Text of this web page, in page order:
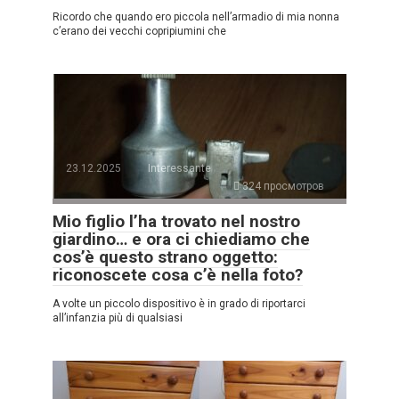
Ricordo che quando ero piccola nell’armadio di mia nonna
c’erano dei vecchi copripiumini che
23.12.2025
Interessante
324 просмотров
Mio figlio l’ha trovato nel nostro
giardino… e ora ci chiediamo che
cos’è questo strano oggetto:
riconoscete cosa c’è nella foto?
A volte un piccolo dispositivo è in grado di riportarci
all’infanzia più di qualsiasi